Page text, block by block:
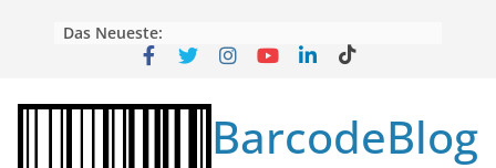
Das Neueste:
BarcodeBlog